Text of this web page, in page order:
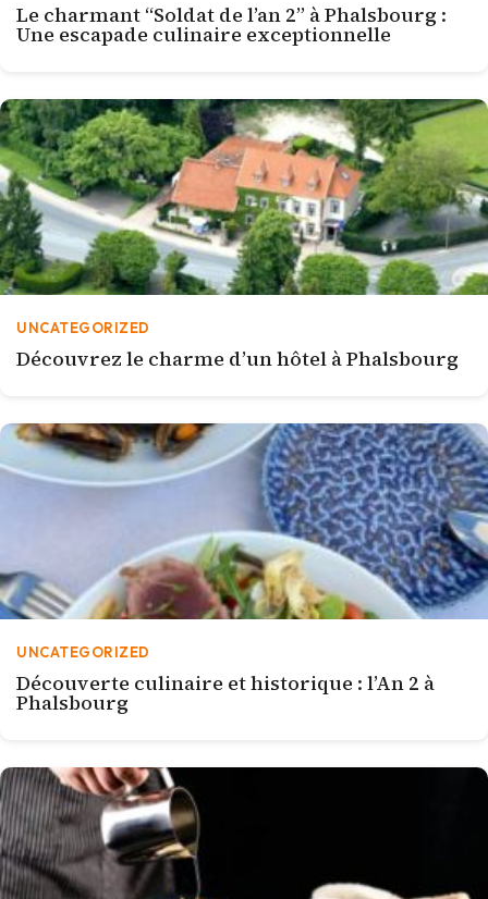
Le charmant “Soldat de l’an 2” à Phalsbourg :
Une escapade culinaire exceptionnelle
UNCATEGORIZED
Découvrez le charme d’un hôtel à Phalsbourg
UNCATEGORIZED
Découverte culinaire et historique : l’An 2 à
Phalsbourg